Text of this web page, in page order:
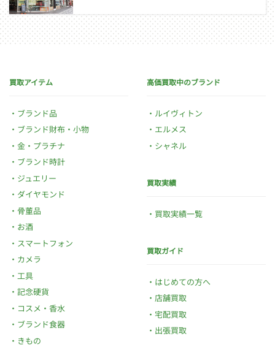
買取アイテム
ブランド品
ブランド財布・小物
金・プラチナ
ブランド時計
ジュエリー
ダイヤモンド
骨董品
お酒
スマートフォン
カメラ
工具
記念硬貨
コスメ・香水
ブランド食器
きもの
高価買取中のブランド
ルイヴィトン
エルメス
シャネル
買取実績
買取実績一覧
買取ガイド
はじめての方へ
店舗買取
宅配買取
出張買取